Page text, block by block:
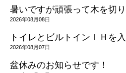
暑いですが頑張って木を切
2026年08月08日
トイレとビルトインＩＨを
2026年08月07日
盆休みのお知らせです！